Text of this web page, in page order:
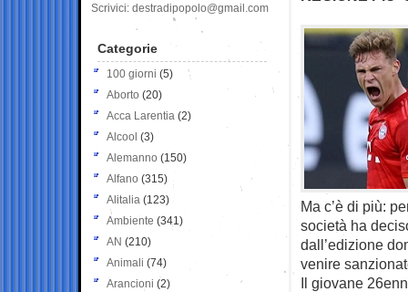
Ma c’è di più:
società ha
dall’edizione
venire
Il giovane
Scrivici: destradipopolo@gmail.com
Categorie
100 giorni (5)
Aborto (20)
Acca Larentia (2)
Alcool (3)
Alemanno (150)
Alfano (315)
Alitalia (123)
Ambiente (341)
AN (210)
Animali (74)
Arancioni (2)